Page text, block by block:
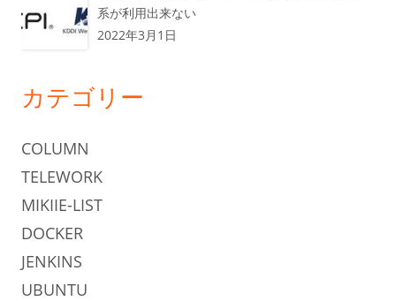
系が利用出来ない
2022年3月1日
カテゴリー
COLUMN
TELEWORK
MIKIIE-LIST
DOCKER
JENKINS
UBUNTU